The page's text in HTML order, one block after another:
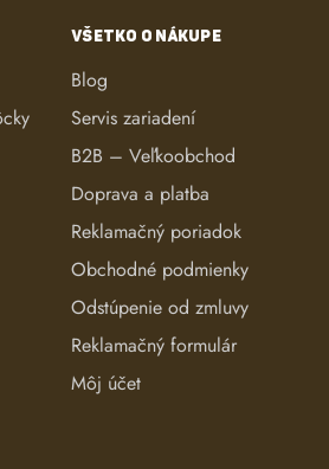
VŠETKO O NÁKUPE
Blog
Servis zariadení
B2B – Veľkoobchod
Doprava a platba
Reklamačný poriadok
Obchodné podmienky
Odstúpenie od zmluvy
Reklamačný formulár
Môj účet